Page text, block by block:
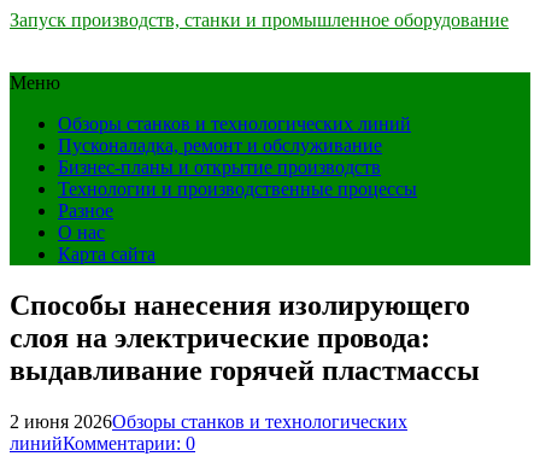
Запуск производств, станки и промышленное оборудование
Меню
Обзоры станков и технологических линий
Пусконаладка, ремонт и обслуживание
Бизнес-планы и открытие производств
Технологии и производственные процессы
Разное
О нас
Карта сайта
Способы нанесения изолирующего
слоя на электрические провода:
выдавливание горячей пластмассы
2 июня 2026Обзоры станков и технологических
линийКомментарии: 0